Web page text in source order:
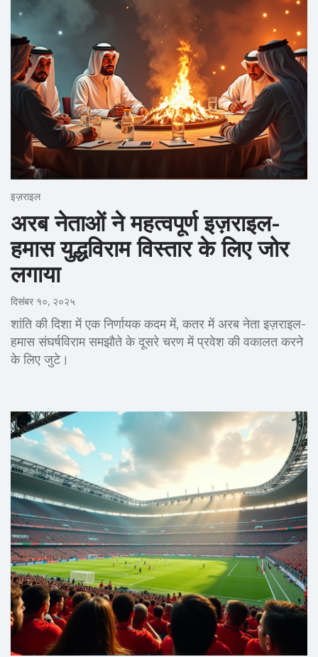
इज़राइल
अरब नेताओं ने महत्वपूर्ण इज़राइल-
हमास युद्धविराम विस्तार के लिए जोर
लगाया
दिसंबर १०, २०२५
शांति की दिशा में एक निर्णायक कदम में, कतर में अरब नेता इज़राइल-
हमास संघर्षविराम समझौते के दूसरे चरण में प्रवेश की वकालत करने
के लिए जुटे।